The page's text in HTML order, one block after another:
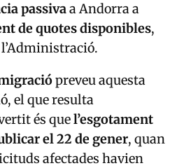
passivaa Andorra a
de quotes disponibles,
preveu aquesta
el que resulta
és quel’esgotament
el 22 de gener, quan
afectades havien